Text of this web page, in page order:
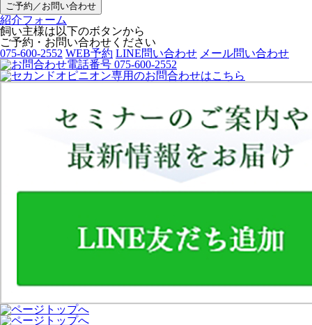
ご予約／お問い合わせ
紹介フォーム
飼い主様は以下のボタンから
ご予約・お問い合わせください
075-600-2552 WEB予約 LINE問い合わせ メール問い合わせ